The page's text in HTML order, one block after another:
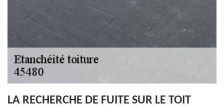
LA RECHERCHE DE FUITE SUR LE TOIT